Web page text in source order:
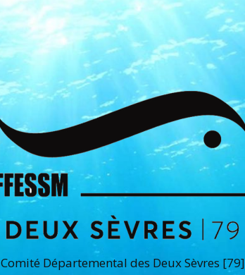
Comité Départemental des Deux Sèvres [79]